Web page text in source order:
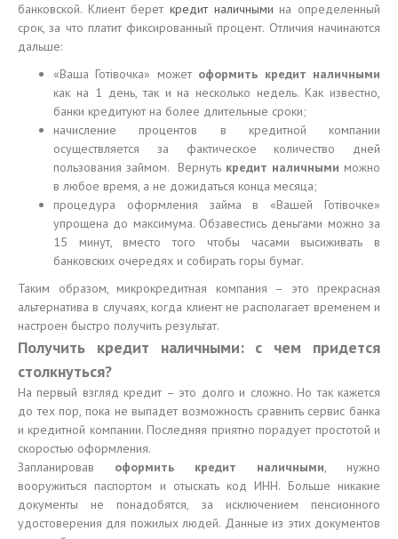
банковской. Клиент берет кредит наличными на определенный
срок, за что платит фиксированный процент. Отличия начинаются
дальше:
«Ваша Готівочка» может оформить кредит наличными
как на 1 день, так и на несколько недель. Как известно,
банки кредитуют на более длительные сроки;
начисление процентов в кредитной компании
осуществляется за фактическое количество дней
пользования займом. Вернуть кредит наличными можно
в любое время, а не дожидаться конца месяца;
процедура оформления займа в «Вашей Готівочке»
упрощена до максимума. Обзавестись деньгами можно за
15 минут, вместо того чтобы часами высиживать в
банковских очередях и собирать горы бумаг.
Таким образом, микрокредитная компания – это прекрасная
альтернатива в случаях, когда клиент не располагает временем и
настроен быстро получить результат.
Получить кредит наличными: с чем придется
столкнуться?
На первый взгляд кредит – это долго и сложно. Но так кажется
до тех пор, пока не выпадет возможность сравнить сервис банка
и кредитной компании. Последняя приятно порадует простотой и
скоростью оформления.
Запланировав оформить кредит наличными, нужно
вооружиться паспортом и отыскать код ИНН. Больше никакие
документы не понадобятся, за исключением пенсионного
удостоверения для пожилых людей. Данные из этих документов